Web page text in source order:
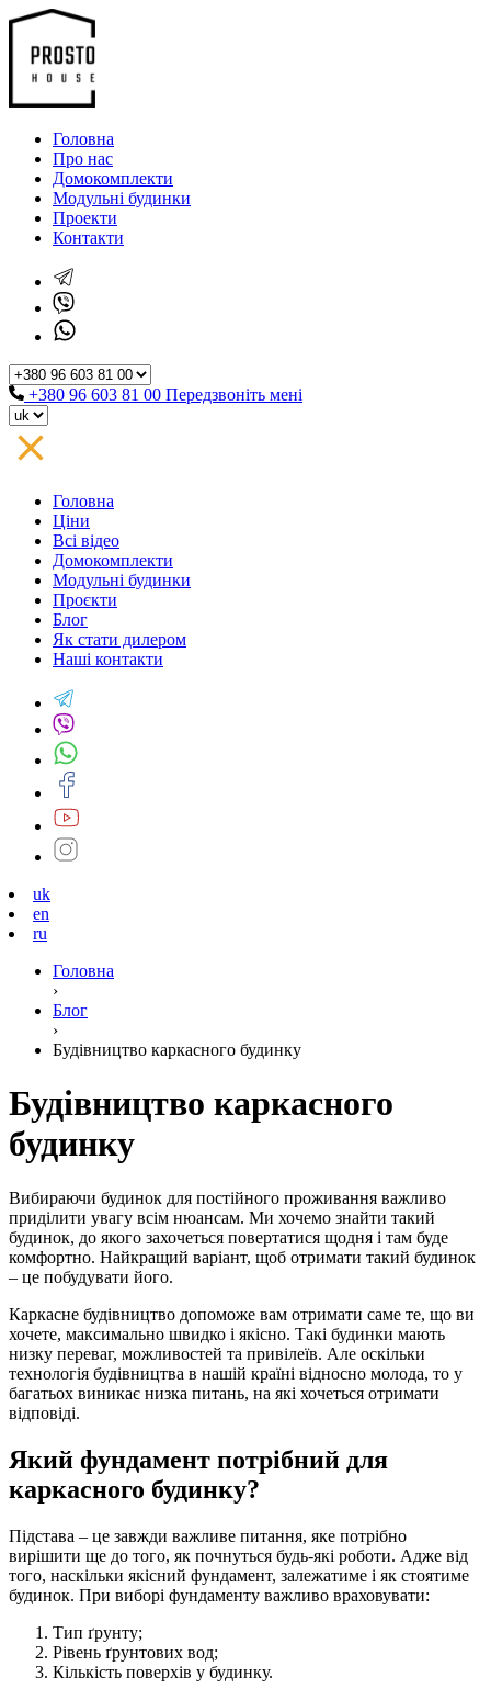
Головна
Про нас
Домокомплекти
Модульні будинки
Проекти
Контакти
+380 96 603 81 00 Передзвоніть мені
Головна
Ціни
Всі відео
Домокомплекти
Модульні будинки
Проєкти
Блог
Як стати дилером
Наші контакти
uk
en
ru
Головна
›
Блог
›
Будівництво каркасного будинку
Будівництво каркасного
будинку
Вибираючи будинок для постійного проживання важливо
приділити увагу всім нюансам. Ми хочемо знайти такий
будинок, до якого захочеться повертатися щодня і там буде
комфортно. Найкращий варіант, щоб отримати такий будинок
– це побудувати його.
Каркасне будівництво допоможе вам отримати саме те, що ви
хочете, максимально швидко і якісно. Такі будинки мають
низку переваг, можливостей та привілеїв. Але оскільки
технологія будівництва в нашій країні відносно молода, то у
багатьох виникає низка питань, на які хочеться отримати
відповіді.
Який фундамент потрібний для
каркасного будинку?
Підстава – це завжди важливе питання, яке потрібно
вирішити ще до того, як почнуться будь-які роботи. Адже від
того, наскільки якісний фундамент, залежатиме і як стоятиме
будинок. При виборі фундаменту важливо враховувати:
Тип ґрунту;
Рівень ґрунтових вод;
Кількість поверхів у будинку.